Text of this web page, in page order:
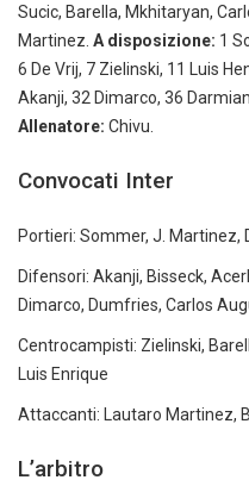
Sucic, Barella, Mkhitaryan,
Martinez. A disposizione: 1
6 De Vrij, 7 Zielinski, 11 Luis
Akanji, 32 Dimarco, 36
Allenatore: Chivu.
Convocati Inter
Portieri: Sommer, J. Martinez,
Difensori: Akanji, Bisseck,
Dimarco, Dumfries, Carlos
Centrocampisti: Zielinski,
Luis Enrique
Attaccanti: Lautaro Martinez,
L’arbitro